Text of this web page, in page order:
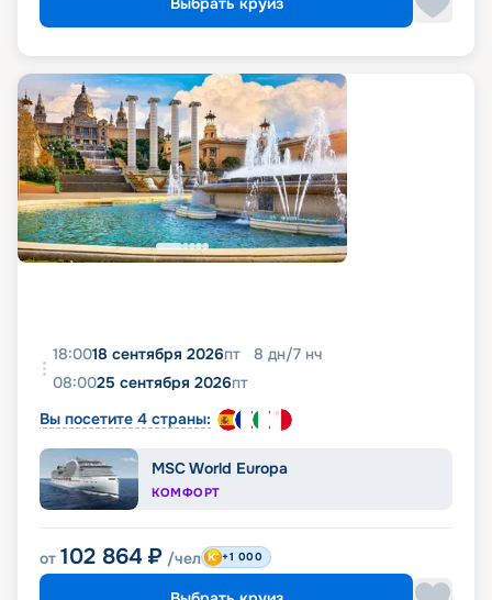
18:0018 сентября 2026пт 8 дн/7 нч
08:0025 сентября 2026пт
Вы посетите 4 страны:
MSC World Europa
КОМФОРТ
от 102 864 ₽ /чел +1 000